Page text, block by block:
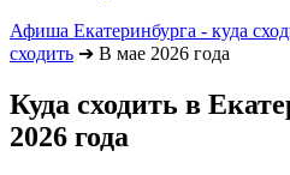
Афиша Екатеринбурга - куда
сходить ➔ В мае 2026 года
Куда сходить в
2026 года